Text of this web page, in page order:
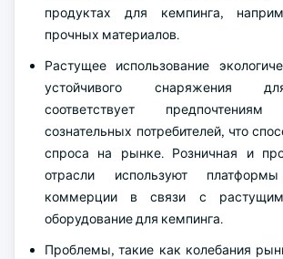
продуктах для кемпинга,
прочных материалов.
Растущее использование
устойчивого снаряжения
соответствует предпочтениям
сознательных потребителей, что
спроса на рынке. Розничная и
отрасли используют
коммерции в связи с
оборудование для кемпинга.
Проблемы, такие как колебания